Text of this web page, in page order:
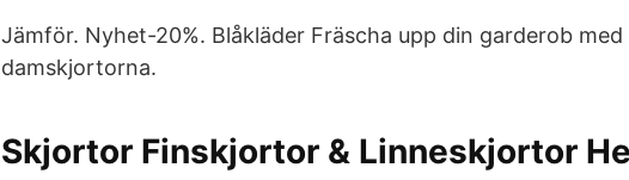
Jämför. Nyhet-20%. Blåkläder Fräscha upp din garderob
damskjortorna.
Skjortor Finskjortor & Linneskjortor